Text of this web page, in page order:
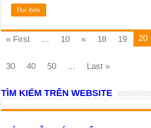
Đọc thêm
« First ... 10 « 18 19 20
30
40 50 ... Last »
TÌM KIẾM TRÊN WEBSITE